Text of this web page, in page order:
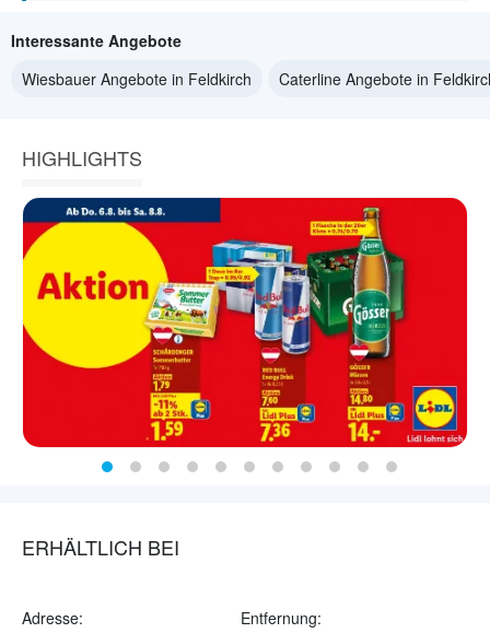
Interessante Angebote
Wiesbauer Angebote in Feldkirch
Caterline Angebote in
HIGHLIGHTS
ERHÄLTLICH BEI
Adresse: Entfernung: